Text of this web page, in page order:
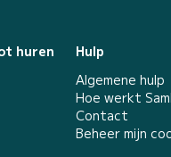
huren
Hulp
Algemene hulp
Hoe werkt
Contact
Beheer mijn